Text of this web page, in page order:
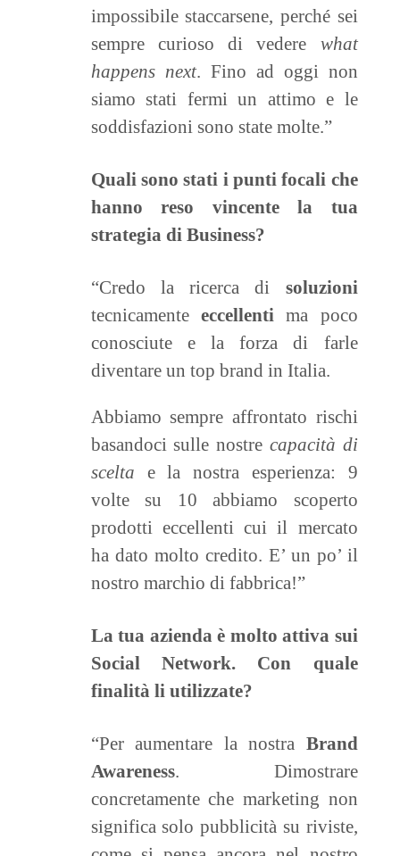
impossibile staccarsene, perché sei
sempre curioso di vedere what
happens next. Fino ad oggi non
siamo stati fermi un attimo e le
soddisfazioni sono state molte.”
Quali sono stati i punti focali che
hanno reso vincente la tua
strategia di Business?
“Credo la ricerca di soluzioni
tecnicamenteeccellenti ma poco
conosciute e la forza di farle
diventare un top brand in Italia.
Abbiamo sempre affrontato rischi
basandoci sulle nostre capacità di
scelta e la nostra esperienza: 9
volte su 10 abbiamo scoperto
prodotti eccellenti cui il mercato
ha dato molto credito. E’ un po’ il
nostro marchio di fabbrica!”
La tua aziendaè molto attiva sui
Social Network. Con quale
finalità li utilizzate?
“Per aumentare la nostra Brand
Awareness. Dimostrare
concretamente che marketing non
significa solo pubblicità su riviste,